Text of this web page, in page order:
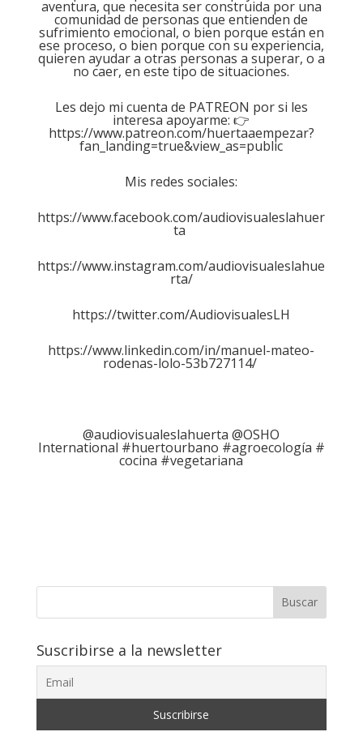
aventura, que necesita ser construida por una
comunidad de personas que entienden de
sufrimiento emocional, o bien porque están en
ese proceso, o bien porque con su experiencia,
quieren ayudar a otras personas a superar, o a
no caer, en este tipo de situaciones.
Les dejo mi cuenta de PATREON por si les
interesa apoyarme: 👉
https://www.patreon.com/huertaaempezar?
fan_landing=true&view_as=public
Mis redes sociales:
https://www.facebook.com/audiovisualeslahuer
ta
https://www.instagram.com/audiovisualeslahue
rta/
https://twitter.com/AudiovisualesLH
https://www.linkedin.com/in/manuel-mateo-
rodenas-lolo-53b727114/
@audiovisualeslahuerta @OSHO
International #huertourbano #agroecología #
cocina #vegetariana
Buscar
Suscribirse a la newsletter